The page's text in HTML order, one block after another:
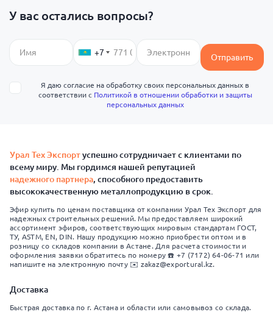
У вас остались вопросы?
+7 Отправить
Я даю согласие на обработку своих персональных данных в
соответствии с Политикой в отношении обработки и защиты
персональных данных
Урал Тех Экспортуспешно сотрудничает с клиентами по
всему миру. Мы гордимся нашей репутацией
надежного партнера, способного предоставить
высококачественную металлопродукцию в срок.
Эфир купить по ценам поставщика от компании Урал Тех Экспорт для
надежных строительных решений. Мы предоставляем широкий
ассортимент эфиров, соответствующих мировым стандартам ГОСТ,
ТУ, ASTM, EN, DIN. Нашу продукцию можно приобрести оптом и в
розницу со складов компании в Астане. Для расчета стоимости и
оформления заявки обратитесь по номеру ☎️ +7 (7172) 64-06-71 или
напишите на электронную почту ✉️ zakaz@exportural.kz.
Доставка
Быстрая доставка по г. Астана и области или самовывоз со склада.